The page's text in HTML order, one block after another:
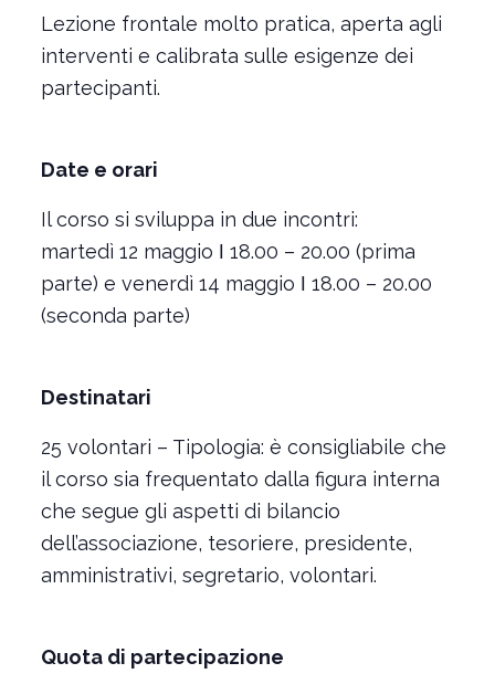
Lezione frontale molto pratica, aperta agli
interventi e calibrata sulle esigenze dei
partecipanti.
Date e orari
Il corso si sviluppa in due incontri:
martedì 12 maggio ǀ 18.00 – 20.00 (prima
parte) e venerdì 14 maggio ǀ 18.00 – 20.00
(seconda parte)
Destinatari
25 volontari – Tipologia: è consigliabile che
il corso sia frequentato dalla figura interna
che segue gli aspetti di bilancio
dell’associazione, tesoriere, presidente,
amministrativi, segretario, volontari.
Quota di partecipazione